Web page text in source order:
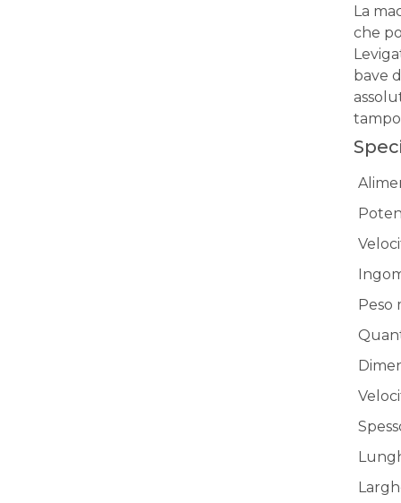
La
che
bave
Peso